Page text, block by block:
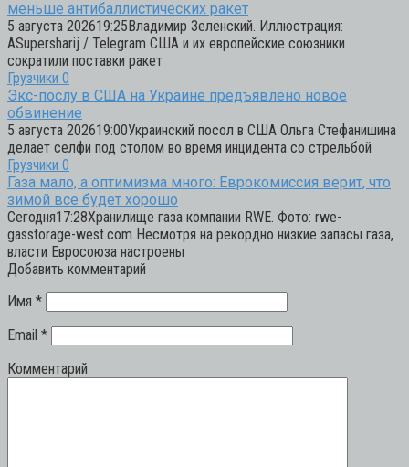
меньше антибаллистических ракет
5 августа 202619:25Владимир Зеленский. Иллюстрация:
ASupersharij / Telegram США и их европейские союзники
сократили поставки ракет
Грузчики 0
Экс-послу в США на Украине предъявлено новое
обвинение
5 августа 202619:00Украинский посол в США Ольга Стефанишина
делает селфи под столом во время инцидента со стрельбой
Грузчики 0
Газа мало, а оптимизма много: Еврокомиссия верит, что
зимой все будет хорошо
Сегодня17:28Хранилище газа компании RWE. Фото: rwe-
gasstorage-west.com Несмотря на рекордно низкие запасы газа,
власти Евросоюза настроены
Добавить комментарий
Имя *
Email *
Комментарий